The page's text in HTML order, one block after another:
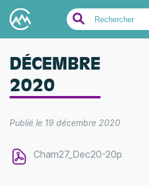
Search
for:
DÉCEMBRE
2020
Publié le 19 décembre 2020
Cham27_Dec20-20p